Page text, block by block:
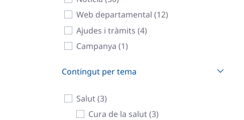
Web departamental (12)
Ajudes i tràmits (4)
Campanya (1)
Contingut per tema
Salut (3)
Cura de la salut (3)